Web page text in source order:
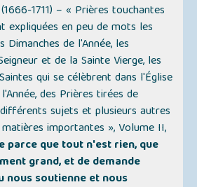
(1666-1711) –« Prières touchantes
en peu de mots les
Dimanches de l'Année, les
et de la Sainte Vierge, les
qui se célèbrent dans l'Église
des Prières tirées de
sujets et plusieurs autres
importantes », Volume II,
parce que tout n'est rien, que
grand, et de demande
nous soutienne et nous